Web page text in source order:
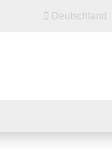
Deutschland